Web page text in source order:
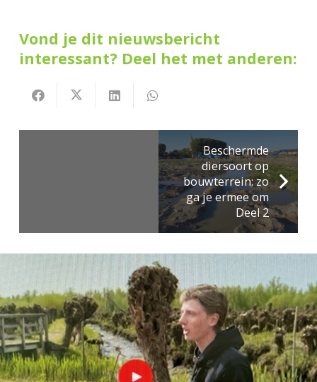
Vond je dit nieuwsbericht
interessant? Deel het met anderen:
Beschermde
diersoort op
bouwterrein: zo
ga je ermee om
Deel 2